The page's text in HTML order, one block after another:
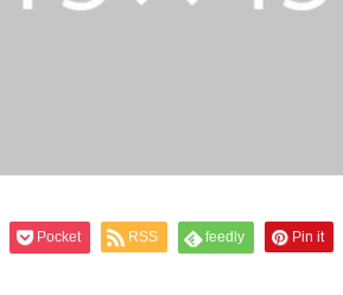
Pocket RSS feedly Pin it